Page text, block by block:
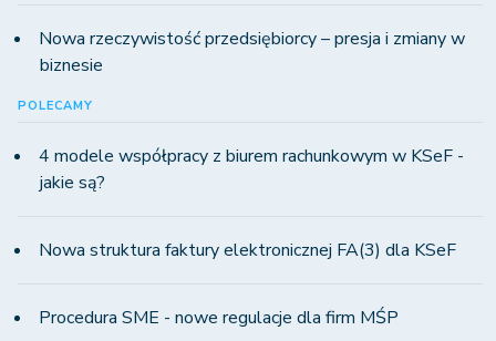
Nowa rzeczywistość przedsiębiorcy – presja i zmiany w
biznesie
POLECAMY
4 modele współpracy z biurem rachunkowym w KSeF -
jakie są?
Nowa struktura faktury elektronicznej FA(3) dla KSeF
Procedura SME - nowe regulacje dla firm MŚP